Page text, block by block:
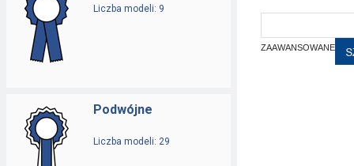
Liczba modeli: 9
Podwójne
Liczba modeli: 29
ZAAWANSOWANE